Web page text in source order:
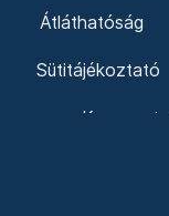
Átláthatóság
Sütitájékoztató